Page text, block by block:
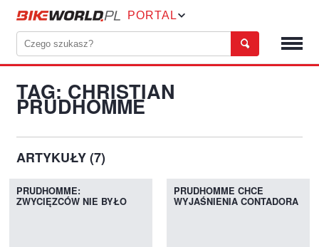
PORTAL
TAG: CHRISTIAN
PRUDHOMME
ARTYKUŁY (7)
PRUDHOMME:
ZWYCIĘZCÓW NIE BYŁO
PRUDHOMME CHCE
WYJAŚNIENIA CONTADORA